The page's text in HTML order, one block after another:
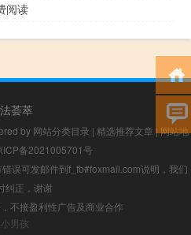
阅读
荟萃
by 网站分类目录 | 精选推荐文章 |网站地
ICP备2021005701号
误可发邮件到f_fb#foxmail.com说明，我们
纠正，谢谢
不接盈利性广告及商业合作
小男孩